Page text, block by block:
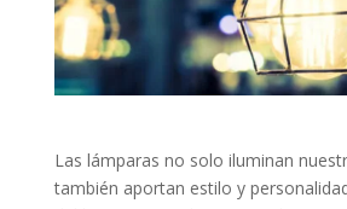
Las lámparas no solo iluminan
también aportan estilo y